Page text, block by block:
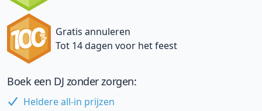
Gratis annuleren
Tot 14 dagen voor het feest
Boek een DJ zonder zorgen:
Heldere all-in prijzen